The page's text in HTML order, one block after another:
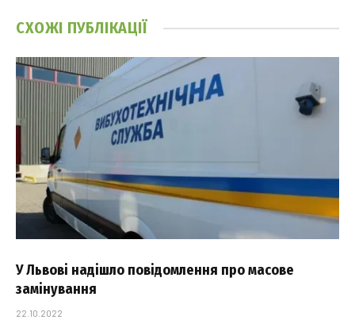
СХОЖІ ПУБЛІКАЦІЇ
У Львові надішло повідомлення про масове
замінування
22.10.2022